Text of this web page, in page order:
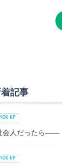
記事
人だったら――